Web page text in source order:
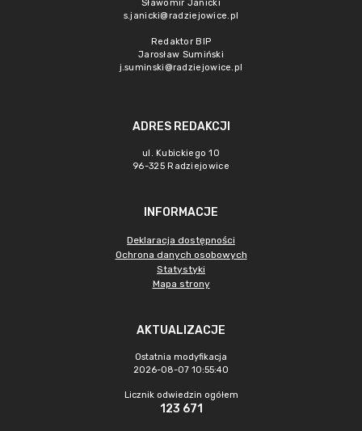
Sławomir Janicki
s.janicki@radziejowice.pl
Redaktor BIP
Jarosław Sumiński
j.suminski@radziejowice.pl
ADRES REDAKCJI
ul. Kubickiego 10
96-325 Radziejowice
INFORMACJE
Deklaracja dostępności
Ochrona danych osobowych
Statystyki
Mapa strony
AKTUALIZACJE
Ostatnia modyfikacja
2026-08-07 10:55:40
Licznik odwiedzin ogółem
123 671